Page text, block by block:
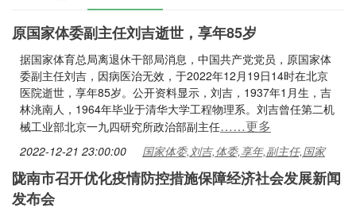
原国家体委副主任刘吉逝世，享年85岁
据国家体育总局离退休干部局消息，中国共产党党员，原国家体
委副主任刘吉，因病医治无效，于2022年12月19日14时在北京
医院逝世，享年85岁。公开资料显示，刘吉，1937年1月生，吉
林洮南人，1964年毕业于清华大学工程物理系。刘吉曾任第二机
械工业部北京一九四研究所政治部副主任……更多
2022-12-21 23:00:00 国家体委,刘吉,体委,享年,副主任,国家
陇南市召开优化疫情防控措施保障经济社会发展新闻
发布会